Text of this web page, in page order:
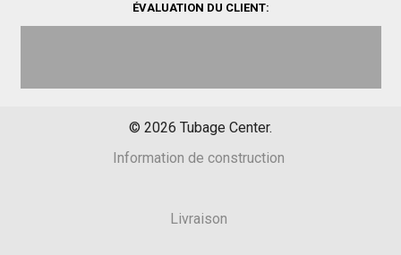
ÉVALUATION DU CLIENT:
© 2026 Tubage Center.
Information de construction
Livraison